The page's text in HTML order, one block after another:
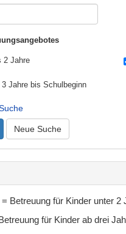
2 Jahre
3 Jahre bis Schulbeginn
Neue Suche
= Betreuung für Kinder unter 2
für Kinder ab drei